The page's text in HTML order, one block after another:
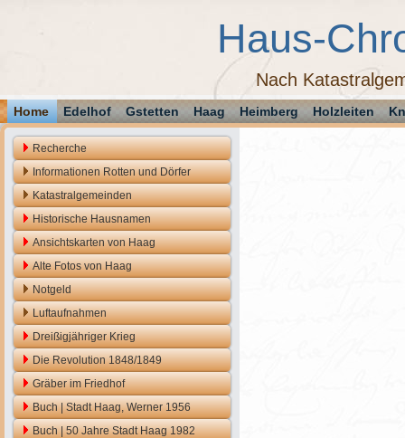
Haus-
Nach
Home Edelhof Gstetten Haag Heimberg Holzleiten
Recherche
Informationen Rotten und Dörfer
Katastralgemeinden
Historische Hausnamen
Ansichtskarten von Haag
Alte Fotos von Haag
Notgeld
Luftaufnahmen
Dreißigjähriger Krieg
Die Revolution 1848/1849
Gräber im Friedhof
Buch | Stadt Haag, Werner 1956
Buch | 50 Jahre Stadt Haag 1982